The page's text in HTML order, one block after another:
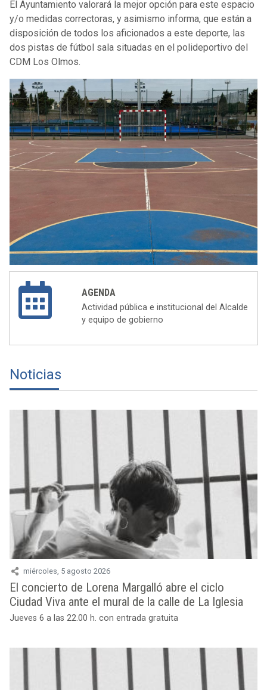
El Ayuntamiento valorará la mejor opción para este espacio
y/o medidas correctoras, y asimismo informa, que están a
disposición de todos los aficionados a este deporte, las
dos pistas de fútbol sala situadas en el polideportivo del
CDM Los Olmos.
AGENDA
Actividad pública e institucional del Alcalde
y equipo de gobierno
Noticias
miércoles, 5 agosto 2026
El concierto de Lorena Margalló abre el ciclo
Ciudad Viva ante el mural de la calle de La Iglesia
Jueves 6 a las 22.00 h. con entrada gratuita